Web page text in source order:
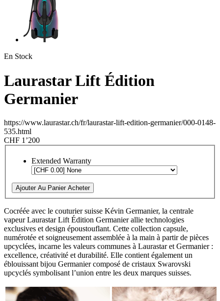
En Stock
Laurastar Lift Édition
Germanier
https://www.laurastar.ch/fr/laurastar-lift-edition-germanier/000-0148-
535.html
CHF 1’200
Extended Warranty
Ajouter Au Panier Acheter
Cocréée avec le couturier suisse Kévin Germanier, la centrale
vapeur Laurastar Lift Édition Germanier allie technologies
exclusives et design époustouflant. Cette collection capsule,
numérotée et soigneusement assemblée à la main à partir de pièces
upcyclées, incarne les valeurs communes à Laurastar et Germanier :
excellence, créativité et durabilité. Elle contient également un
éblouissant bijou Germanier composé de cristaux Swarovski
upcyclés symbolisant l’union entre les deux marques suisses.